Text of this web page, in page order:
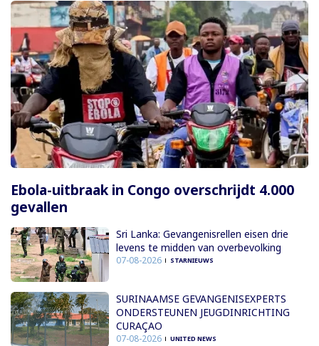
Ebola-uitbraak in Congo overschrijdt 4.000
gevallen
Sri Lanka: Gevangenisrellen eisen drie
levens te midden van overbevolking
07-08-2026 STARNIEUWS
SURINAAMSE GEVANGENISEXPERTS
ONDERSTEUNEN JEUGDINRICHTING
CURAÇAO
07-08-2026 UNITED NEWS